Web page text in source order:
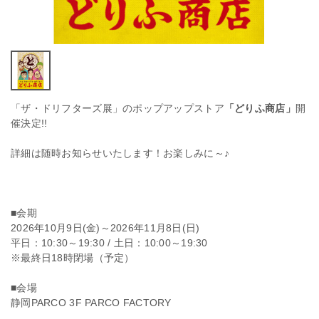
「ザ・ドリフターズ展」のポップアップストア 「どりふ商店」 開
催決定!!
詳細は随時お知らせいたします！お楽しみに～♪
■会期
2026年10月9日(金)～2026年11月8日(日)
平日：10:30～19:30 / 土日：10:00～19:30
※最終日18時閉場（予定）
■会場
静岡PARCO 3F PARCO FACTORY